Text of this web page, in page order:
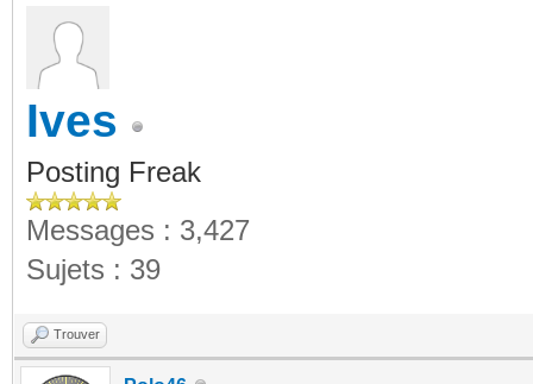
Ives
Posting Freak
Messages : 3,427
Sujets : 39
Trouver